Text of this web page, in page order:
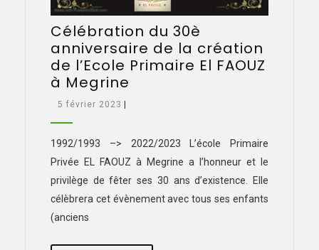
Célébration du 30è
anniversaire de la création
de l’Ecole Primaire El FAOUZ
à Megrine
de
la
création
de
5 février 2023 5|
1992/1993 –> 2022/2023 L’école Primaire
Privée EL FAOUZ à Megrine a l’honneur et le
privilège de fêter ses 30 ans d’existence. Elle
célèbrera cet évènement avec tous ses enfants
(anciens